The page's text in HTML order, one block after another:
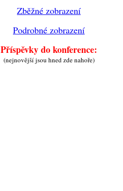
Zběžné zobrazení
Podrobné zobrazení
Příspěvky do konference:
(nejnovější jsou hned zde nahoře)